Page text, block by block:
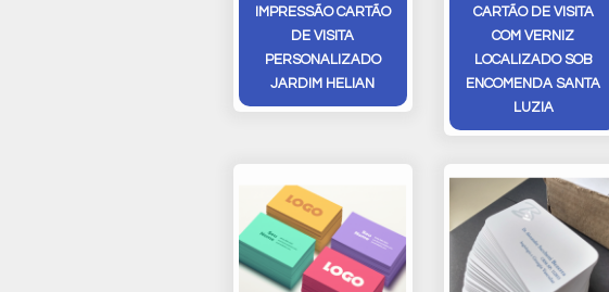
IMPRESSÃO CARTÃO
DE VISITA
PERSONALIZADO
JARDIM HELIAN
CARTÃO DE VISITA
COM VERNIZ
LOCALIZADO SOB
ENCOMENDA SANTA
LUZIA